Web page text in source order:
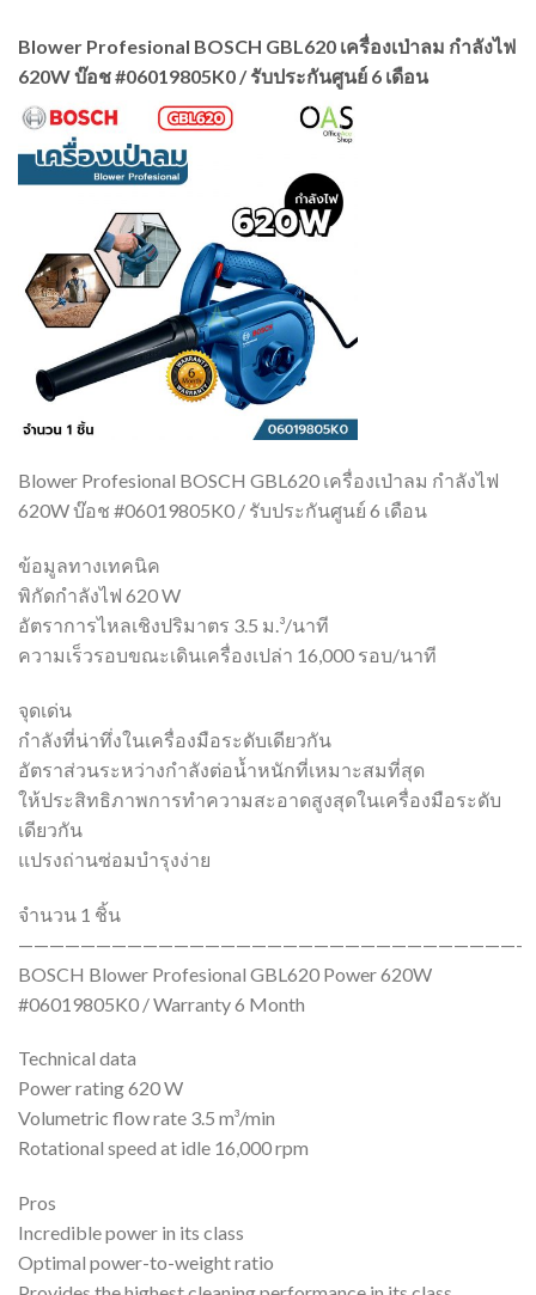
Blower Profesional BOSCH GBL620 เครื่องเป่าลม กำลังไฟ
620W บ๊อช #06019805K0 / รับประกันศูนย์ 6 เดือน
Blower Profesional BOSCH GBL620 เครื่องเป่าลม กำลังไฟ
620W บ๊อช #06019805K0 / รับประกันศูนย์ 6 เดือน
ข้อมูลทางเทคนิค
พิกัดกำลังไฟ 620 W
อัตราการไหลเชิงปริมาตร 3.5 ม.³/นาที
ความเร็วรอบขณะเดินเครื่องเปล่า 16,000 รอบ/นาที
จุดเด่น
กำลังที่น่าทึ่งในเครื่องมือระดับเดียวกัน
อัตราส่วนระหว่างกำลังต่อน้ำหนักที่เหมาะสมที่สุด
ให้ประสิทธิภาพการทำความสะอาดสูงสุดในเครื่องมือระดับ
เดียวกัน
แปรงถ่านซ่อมบำรุงง่าย
จำนวน 1 ชิ้น
————————————————————————————————-
BOSCH Blower Profesional GBL620 Power 620W
#06019805K0 / Warranty 6 Month
Technical data
Power rating 620 W
Volumetric flow rate 3.5 m³/min
Rotational speed at idle 16,000 rpm
Pros
Incredible power in its class
Optimal power-to-weight ratio